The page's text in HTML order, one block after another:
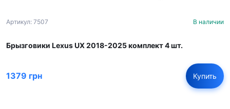
Артикул: 7507 В наличии
Брызговики Lexus UX 2018-2025 комплект 4 шт.
1379 грн Купить